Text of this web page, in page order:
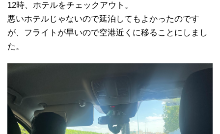
12時、ホテルをチェックアウト。
悪いホテルじゃないので延泊してもよかったのです
が、フライトが早いので空港近くに移ることにしまし
た。